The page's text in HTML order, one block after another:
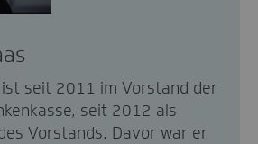
ist seit 2011 im Vorstand der
seit 2012 als
Vorstands. Davor war er